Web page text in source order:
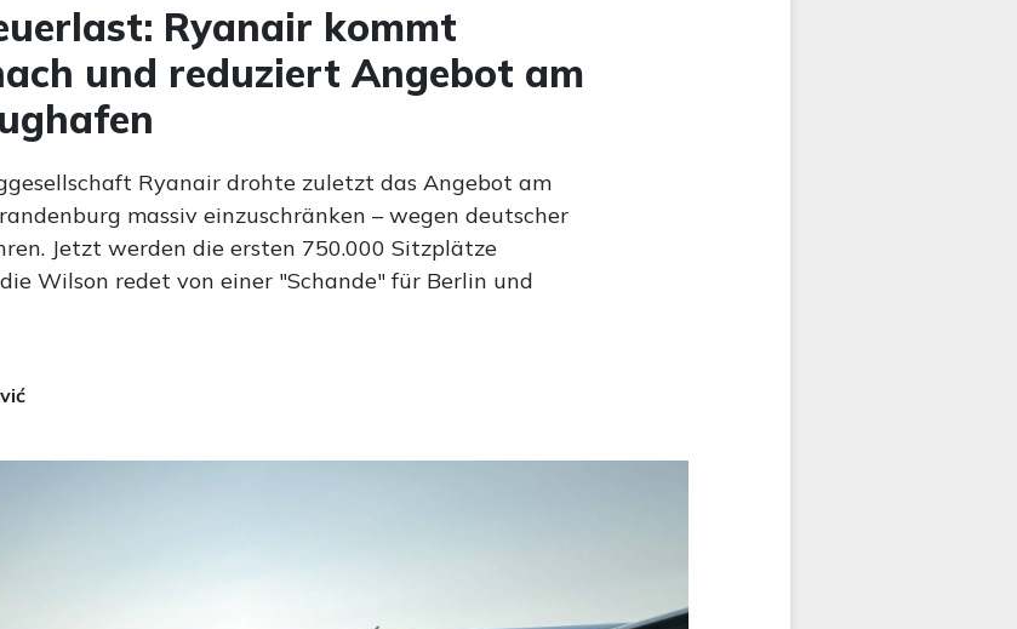
Ryanair kommt
und reduziert Angebot am
Ryanair drohte zuletzt das Angebot am
massiv einzuschränken – wegen deutscher
Jetzt werden die ersten 750.000 Sitzplätze
Wilson redet von einer "Schande" für Berlin und